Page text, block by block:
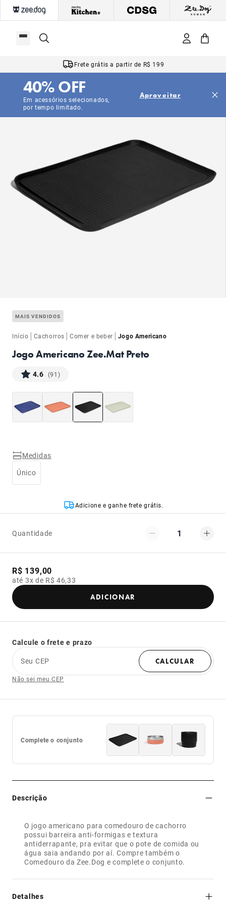
Frete grátis a partir de R$ 199
Em acessórios selecionados,
por tempo limitado.
40% OFF Aproveitar
MAIS VENDIDOS
Início | Cachorros |Comer e beber | Jogo Americano
Jogo Americano Zee.Mat Preto
4.6 (91)
Medidas
Único
Adicione e ganhe frete grátis.
Quantidade 1
R$ 139,00
até 3x de R$ 46,33
ADICIONAR
Calcule o frete e prazo
Seu CEP
CALCULAR
Não sei meu CEP
Complete o conjunto
Descrição
O jogo americano para comedouro de cachorro
possui barreira anti-formigas e textura
antiderrapante, pra evitar que o pote de comida ou
água saia andando por aí. Compre também o
Comedouro da Zee.Dog e complete o conjunto.
Detalhes